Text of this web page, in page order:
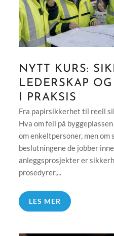
NYTT KURS:
LEDERSKAP
I PRAKSIS
Fra papirsikkerhet til reell
Hva om feil på
om enkeltpersoner, men om
beslutningene de jobber
anleggsprosjekter er
prosedyrer,...
LES MER